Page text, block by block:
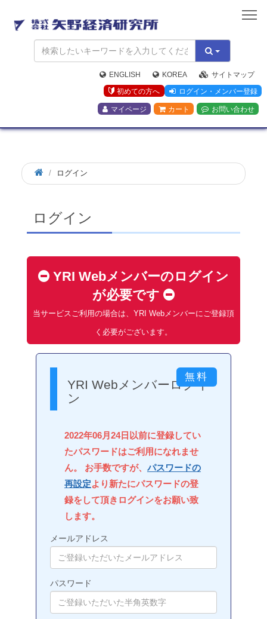
矢
野
経
済
研
究
所
ENGLISH KOREA
サイトマップ
初めての方へ
ログイン・メンバー登録
マイページ カート お問い合わせ
ログイン
ログイン
YRI Webメンバーのログイン
が必要です
当サービスご利用の場合は、YRI Webメンバーにご登録頂
く必要がございます。
YRI Webメンバーログイ
ン
2022年06月24日以前に登録してい
たパスワードはご利用になれませ
ん。 お手数ですが、 パスワードの
再設定より新たにパスワードの登
録をして頂きログインをお願い致
します。
メールアドレス
パスワード